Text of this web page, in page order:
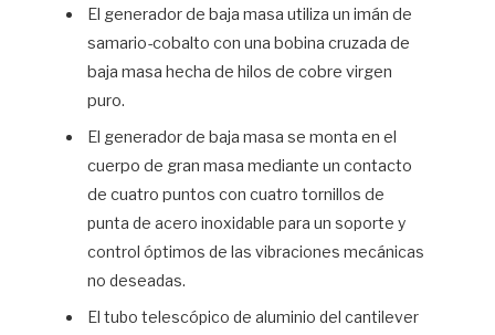
El generador de baja masa utiliza un imán de
samario-cobalto con una bobina cruzada de
baja masa hecha de hilos de cobre virgen
puro.
El generador de baja masa se monta en el
cuerpo de gran masa mediante un contacto
de cuatro puntos con cuatro tornillos de
punta de acero inoxidable para un soporte y
control óptimos de las vibraciones mecánicas
no deseadas.
El tubo telescópico de aluminio del cantilever